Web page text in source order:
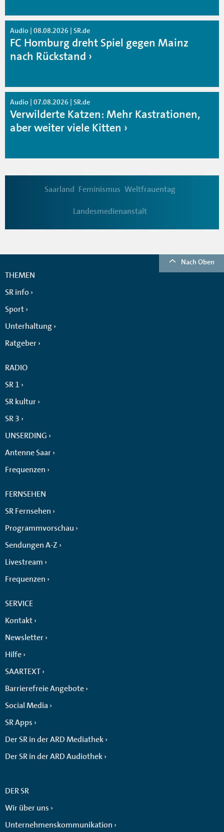
Audio | 08.08.2026 | SR.de
FC Homburg dreht Spiel gegen Mainz
nach Rückstand
Audio | 07.08.2026 | SR.de
Verwilderte Katzen: Mehr Kastrationen,
aber weiter viele Kitten
Saarland Feminismus Weltfrauentag
Landesmedienanstalt
Nach Oben
THEMEN
SR info
Sport
Unterhaltung
Ratgeber
RADIO
SR 1
SR kultur
SR 3
UNSERDING
Antenne Saar
Frequenzen
FERNSEHEN
SR Fernsehen
Programmvorschau
Sendungen A-Z
Livestream
Frequenzen
SERVICE
Kontakt
Newsletter
Hilfe
SAARTEXT
Barrierefreie Angebote
Social Media
SR Apps
Der SR in der ARD Mediathek
Der SR in der ARD Audiothek
DER SR
Wir über uns
Unternehmenskommunikation